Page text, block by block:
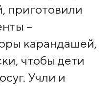
приготовили
–
карандашей,
чтобы дети
Учли и